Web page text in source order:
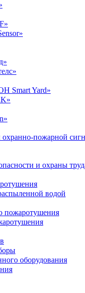
Smart Yard»
охранно-пожарной
и охраны
водой
пожаротушения
оборудования